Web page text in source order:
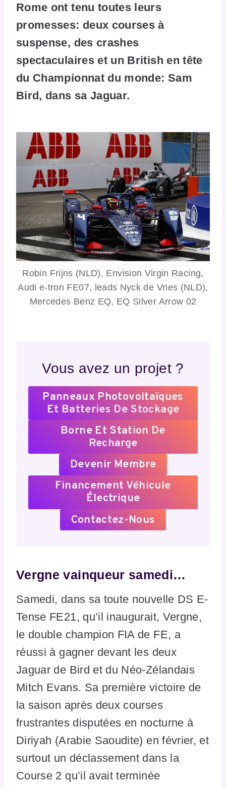
Rome ont tenu toutes leurs
promesses: deux courses à
suspense, des crashes
spectaculaires et un British en tête
du Championnat du monde: Sam
Bird, dans sa Jaguar.
Robin Frijns (NLD), Envision Virgin Racing,
Audi e-tron FE07, leads Nyck de Vries (NLD),
Mercedes Benz EQ, EQ Silver Arrow 02
Vous avez un projet ?
Panneaux Photovoltaïques
Et Batteries De Stockage
Borne Et Station De
Recharge
Devenir Membre
Financement Véhicule
Électrique
Contactez-Nous
Vergne vainqueur samedi…
Samedi, dans sa toute nouvelle DS E-
Tense FE21, qu’il inaugurait, Vergne,
le double champion FIA de FE, a
réussi à gagner devant les deux
Jaguar de Bird et du Néo-Zélandais
Mitch Evans. Sa première victoire de
la saison après deux courses
frustrantes disputées en nocturne à
Diriyah (Arabie Saoudite) en février, et
surtout un déclassement dans la
Course 2 qu’il avait terminée